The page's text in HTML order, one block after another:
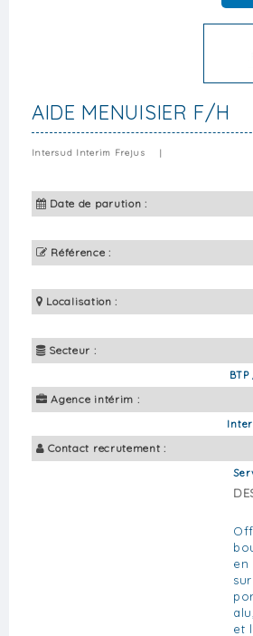
AIDE MENUISIER F/H
Intersud Interim Frejus |
Date de parution :
Référence :
Localisation :
Secteur :
Agence intérim :
Contact recrutement :
en
et